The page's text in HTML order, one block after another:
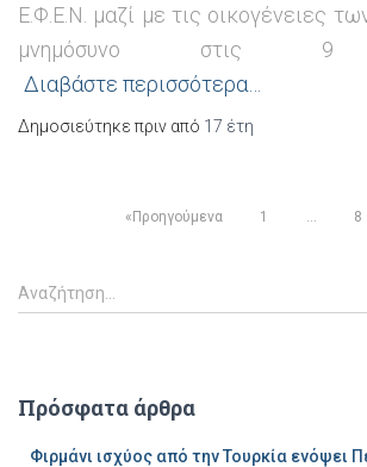
Ε.Φ.Ε.Ν. μαζί με τις οικογένειες
μνημόσυνο στις 9
Διαβάστε περισσότερα…
Δημοσιεύτηκε πριν από 17 έτη
άρθρων
Προηγούμενα 1 … 8
Α
ν
τ
Αναζήτηση…
Πρόσφατα άρθρα
Φιρμάνι ισχύος από την Τουρκία ενόψει